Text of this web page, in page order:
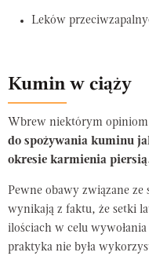
Leków
Kumin w ciąży
Wbrew niektórym
do spożywania kuminu
okresie karmienia
Pewne obawy związane
wynikają z faktu, że setki
ilościach w celu
praktyka nie była